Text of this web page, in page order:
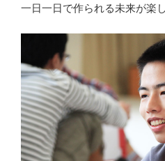
一日一日で作られる未来が楽し